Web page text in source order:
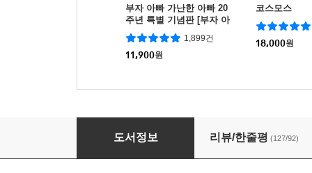
부자 아빠 가난한 아빠 20
주년 특별 기념판 [부자 아
빠 가난한 아빠 1 개정증보
판]
1,899건
11,900원
코스모스
18,000원
데일 카네기 성공대화론
도서정보 리뷰/한줄평 (127/92)